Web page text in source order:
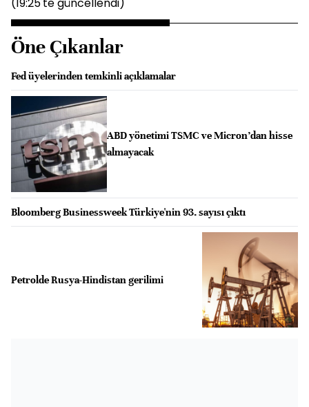
Öne Çıkanlar
Fed üyelerinden temkinli açıklamalar
ABD yönetimi TSMC ve Micron’dan hisse
almayacak
Bloomberg Businessweek Türkiye'nin 93. sayısı çıktı
Petrolde Rusya-Hindistan gerilimi